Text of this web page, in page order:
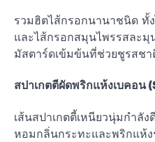
รวมฮิตไส้กรอกนานาชนิด ทั้
และไส้กรอกสมุนไพรรสละ
มัสตาร์ดเข้มข้นที่ช่วยชูรสชา
สปาเกตตีผัดพริกแห้งเบคอน
เส้นสปาเกตตี้เหนียวนุ่มกำลั
หอมกลิ่นกระทะและพริกแห้